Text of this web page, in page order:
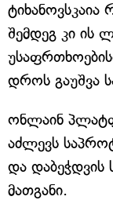
ტიხანოვსკაია
შემდეგ კი ის
დროს გაუშვა
ონლაინ
აძლევს
და დაბეჭდვის
მათგანი.